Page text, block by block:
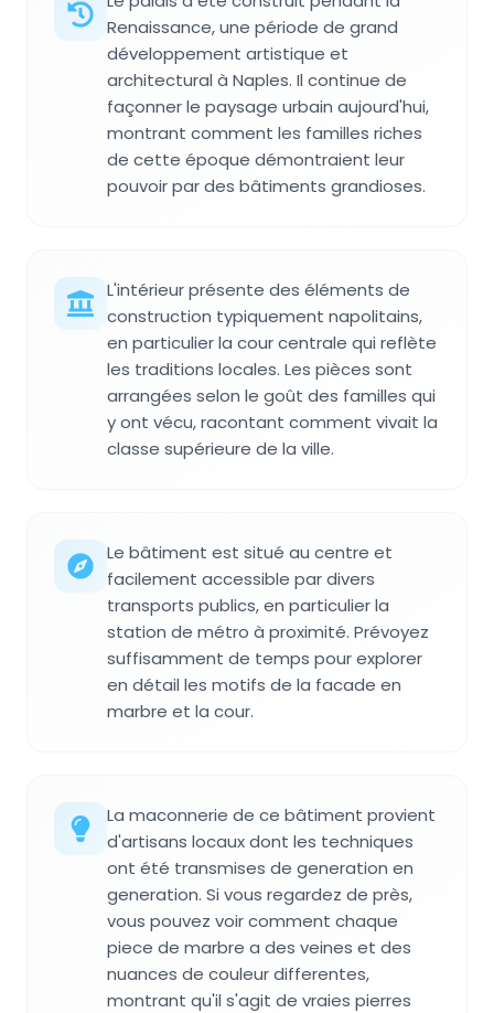
Renaissance, une période de grand
développement artistique et
architectural à Naples. Il continue de
façonner le paysage urbain aujourd'hui,
montrant comment les familles riches
de cette époque démontraient leur
pouvoir par des bâtiments grandioses.
L'intérieur présente des éléments de
construction typiquement napolitains,
en particulier la cour centrale qui reflète
les traditions locales. Les pièces sont
arrangées selon le goût des familles qui
y ont vécu, racontant comment vivait la
classe supérieure de la ville.
Le bâtiment est situé au centre et
facilement accessible par divers
transports publics, en particulier la
station de métro à proximité. Prévoyez
suffisamment de temps pour explorer
en détail les motifs de la facade en
marbre et la cour.
La maconnerie de ce bâtiment provient
d'artisans locaux dont les techniques
ont été transmises de generation en
generation. Si vous regardez de près,
vous pouvez voir comment chaque
piece de marbre a des veines et des
nuances de couleur differentes,
montrant qu'il s'agit de vraies pierres